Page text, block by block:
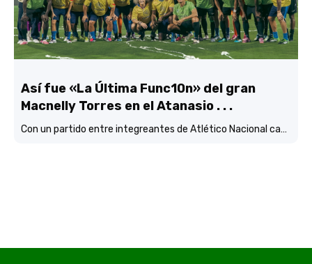
Así fue «La Última Func10n» del gran
Macnelly Torres en el Atanasio . . .
Con un partido entre integreantes de Atlético Nacional campéon continental